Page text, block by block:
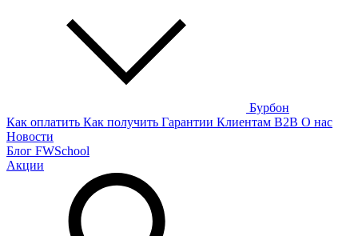
Бурбон
Как оплатить Как получить Гарантии Клиентам B2B О нас
Новости
Блог FWSchool
Акции